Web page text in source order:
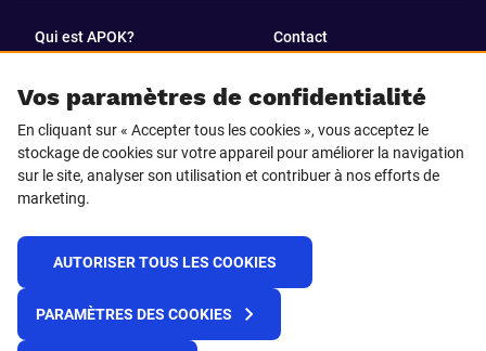
Vos paramètres de confidentialité
En cliquant sur « Accepter tous les cookies », vous acceptez le
stockage de cookies sur votre appareil pour améliorer la navigation
sur le site, analyser son utilisation et contribuer à nos efforts de
marketing.
AUTORISER TOUS LES COOKIES
PARAMÈTRES DES COOKIES
Qui est APOK? Contact
SUIVEZ-NOUS SUR
Facebook LinkedIn
© 2025 APOK